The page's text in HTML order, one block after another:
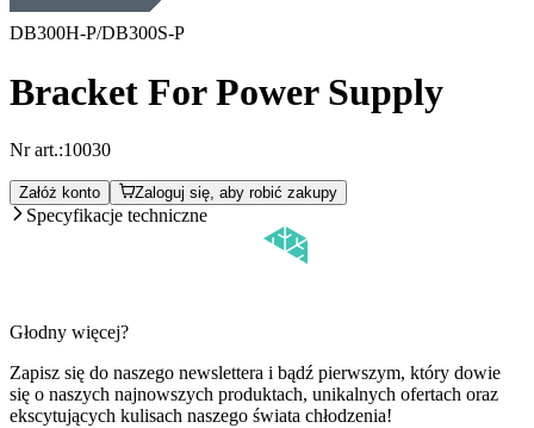
DB300H-P/DB300S-P
Bracket For Power Supply
Nr art.:10030
Załóż konto Zaloguj się, aby robić zakupy
Specyfikacje techniczne
Głodny więcej?
Zapisz się do naszego newslettera i bądź pierwszym, który dowie
się o naszych najnowszych produktach, unikalnych ofertach oraz
ekscytujących kulisach naszego świata chłodzenia!